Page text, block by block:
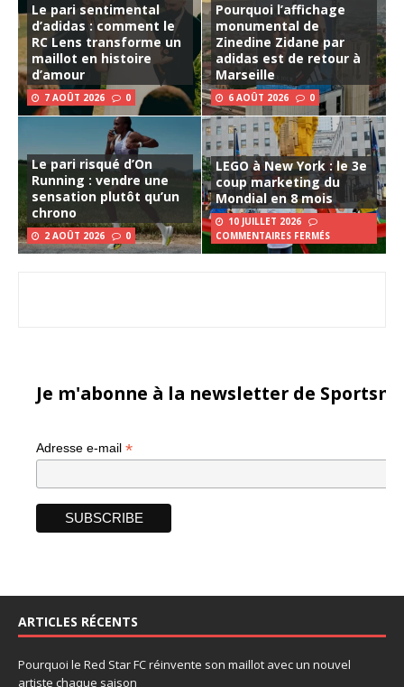
Le pari sentimental
d’adidas : comment le
RC Lens transforme un
maillot en histoire
d’amour
7 AOÛT 2026 0
Pourquoi l’affichage
monumental de
Zinedine Zidane par
adidas est de retour à
Marseille
6 AOÛT 2026 0
Le pari risqué d’On
Running : vendre une
sensation plutôt qu’un
chrono
2 AOÛT 2026 0
LEGO à New York : le 3e
coup marketing du
Mondial en 8 mois
10 JUILLET 2026
COMMENTAIRES FERMÉS
Je m'abonne à la newsletter de
Adresse e-mail *
ARTICLES RÉCENTS
Pourquoi le Red Star FC réinvente son maillot avec un nouvel
artiste chaque saison